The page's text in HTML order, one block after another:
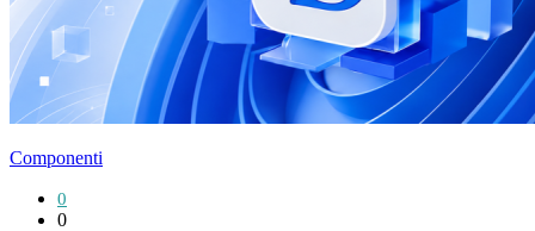
Componenti
0
0